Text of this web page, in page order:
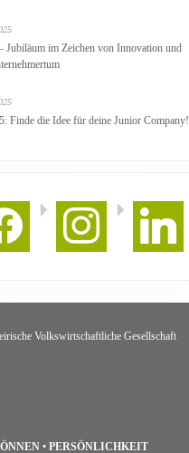
Jubiläum im Zeichen von Innovation und
Finde die Idee für deine Junior Company!
instagram linkedin
Volkswirtschaftliche Gesellschaft
• PERSÖNLICHKEIT